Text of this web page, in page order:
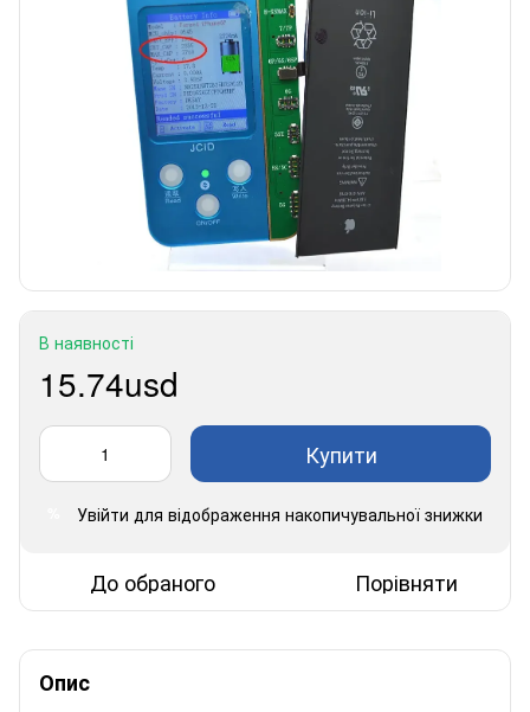
В наявності
15.74usd
Купити
Увійти для відображення накопичувальної знижки
До обраного Порівняти
Опис